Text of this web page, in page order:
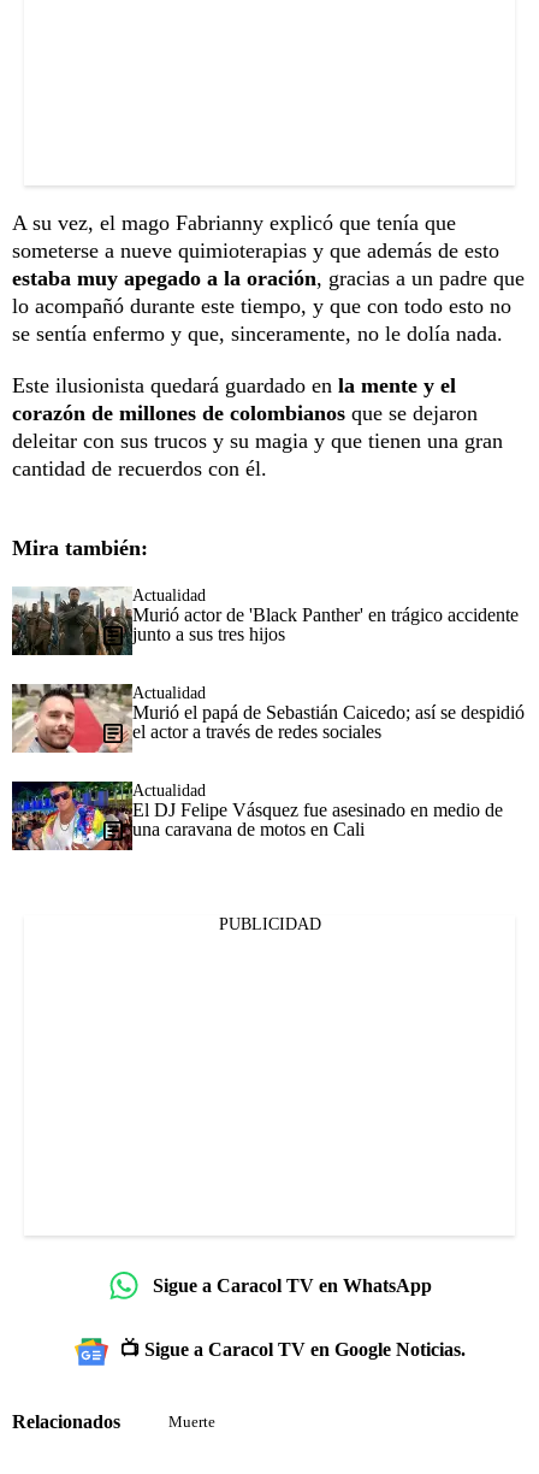
A su vez, el mago Fabrianny explicó que tenía que
someterse a nueve quimioterapias y que además de esto
estaba muy apegado a la oración, gracias a un padre que
lo acompañó durante este tiempo, y que con todo esto no
se sentía enfermo y que, sinceramente, no le dolía nada.
Este ilusionista quedará guardado en la mente y el
corazón de millones de colombianos que se dejaron
deleitar con sus trucos y su magia y que tienen una gran
cantidad de recuerdos con él.
Mira también:
Actualidad
Murió actor de 'Black Panther' en trágico accidente
junto a sus tres hijos
Actualidad
Murió el papá de Sebastián Caicedo; así se despidió
el actor a través de redes sociales
Actualidad
El DJ Felipe Vásquez fue asesinado en medio de
una caravana de motos en Cali
PUBLICIDAD
Sigue a Caracol TV en WhatsApp
📺 Sigue a Caracol TV en Google Noticias.
Relacionados Muerte